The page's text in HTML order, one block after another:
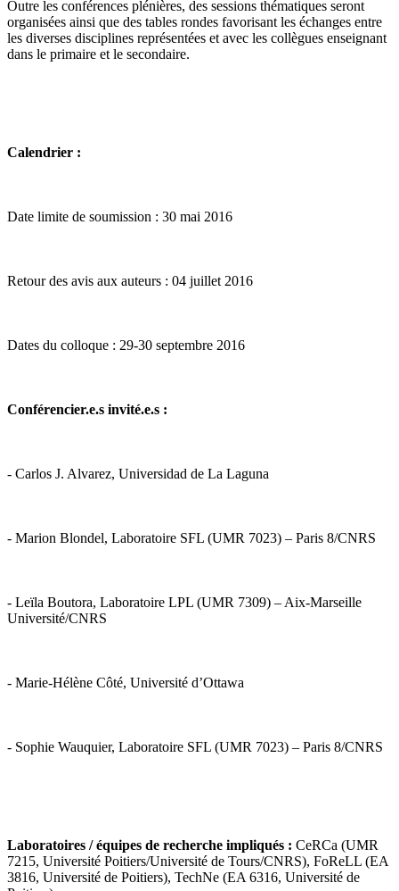
Outre les conférences plénières, des sessions thématiques seront
organisées ainsi que des tables rondes favorisant les échanges entre
les diverses disciplines représentées et avec les collègues enseignant
dans le primaire et le secondaire.
Calendrier :
Date limite de soumission : 30 mai 2016
Retour des avis aux auteurs : 04 juillet 2016
Dates du colloque : 29-30 septembre 2016
Conférencier.e.s invité.e.s :
- Carlos J. Alvarez, Universidad de La Laguna
- Marion Blondel, Laboratoire SFL (UMR 7023) – Paris 8/CNRS
- Leïla Boutora, Laboratoire LPL (UMR 7309) – Aix-Marseille
Université/CNRS
- Marie-Hélène Côté, Université d’Ottawa
- Sophie Wauquier, Laboratoire SFL (UMR 7023) – Paris 8/CNRS
Laboratoires / équipes de recherche impliqués : CeRCa (UMR
7215, Université Poitiers/Université de Tours/CNRS), FoReLL (EA
3816, Université de Poitiers), TechNe (EA 6316, Université de